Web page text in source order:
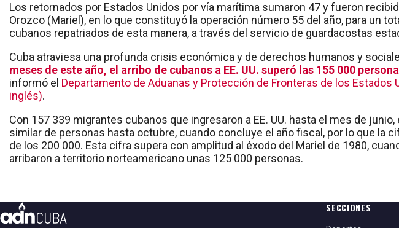
Los retornados por Estados Unidos por vía marítima sumaron 47 y fueron
Orozco (Mariel), en lo que constituyó la operación número 55 del año, para un
cubanos repatriados de esta manera, a través del servicio de guardacostas
Cuba atraviesa una profunda crisis económica y de derechos humanos y
meses de este año, el arribo de cubanos a EE. UU. superó las 155 000
informó el Departamento de Aduanas y Protección de Fronteras de los Estados
inglés).
Con 157 339 migrantes cubanos que ingresaron a EE. UU. hasta el mes de
similar de personas hasta octubre, cuando concluye el año fiscal, por lo que la
de los 200 000. Esta cifra supera con amplitud al éxodo del Mariel de 1980,
arribaron a territorio norteamericano unas 125 000 personas.
SECCIONES